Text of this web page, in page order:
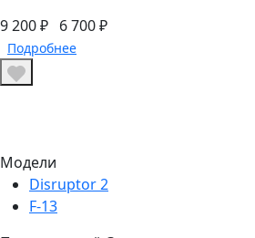
9 200 ₽ 6 700 ₽
Подробнее
Модели
Disruptor 2
F-13